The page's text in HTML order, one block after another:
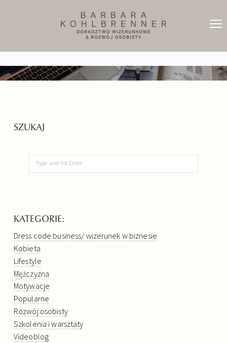
SZUKAJ
KATEGORIE:
Dress code business/ wizerunek w biznesie
Kobieta
Lifestyle
Mężczyzna
Motywacje
Popularne
Rozwój osobisty
Szkolenia i warsztaty
Videoblog